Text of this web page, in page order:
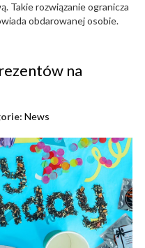
Takie rozwiązanie ogranicza
obdarowanej osobie.
na
News